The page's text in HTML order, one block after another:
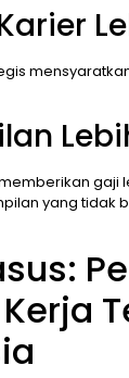
gaji
yang tidak